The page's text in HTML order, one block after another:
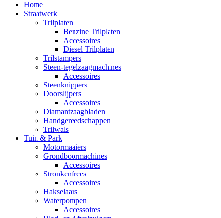
Home
Straatwerk
Trilplaten
Benzine Trilplaten
Accessoires
Diesel Trilplaten
Trilstampers
Steen-tegelzaagmachines
Accessoires
Steenknippers
Doorslijpers
Accessoires
Diamantzaagbladen
Handgereedschappen
Trilwals
Tuin & Park
Motormaaiers
Grondboormachines
Accessoires
Stronkenfrees
Accessoires
Hakselaars
Waterpompen
Accessoires